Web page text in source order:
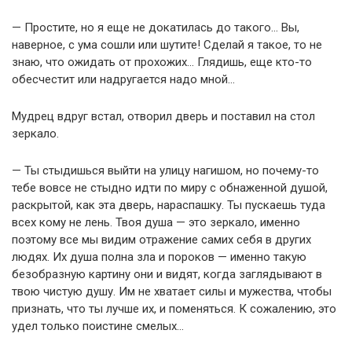
— Простите, но я еще не докатилась до такого… Вы,
наверное, с ума сошли или шутите! Сделай я такое, то не
знаю, что ожидать от прохожих… Глядишь, еще кто-то
обесчестит или надругается надо мной…
Мудрец вдруг встал, отворил дверь и поставил на стол
зеркало.
— Ты стыдишься выйти на улицу нагишом, но почему-то
тебе вовсе не стыдно идти по миру с обнаженной душой,
раскрытой, как эта дверь, нараспашку. Ты пускаешь туда
всех кому не лень. Твоя душа — это зеркало, именно
поэтому все мы видим отражение самих себя в других
людях. Их душа полна зла и пороков — именно такую
безобразную картину они и видят, когда заглядывают в
твою чистую душу. Им не хватает силы и мужества, чтобы
признать, что ты лучше их, и поменяться. К сожалению, это
удел только поистине смелых…